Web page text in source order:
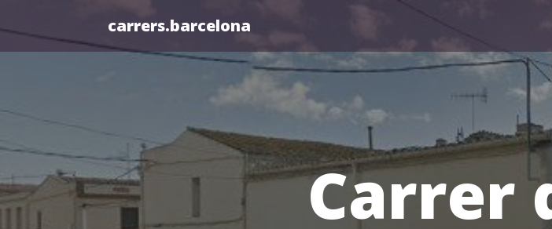
carrers.barcelona
Carrer